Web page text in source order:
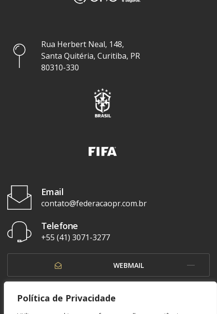
Política de Privacidade
Rua Herbert Neal, 148,
Santa Quitéria, Curitiba, PR
80310-330
Email
contato@federacaopr.com.br
Telefone
+55 (41) 3071-3277
WEBMAIL
OUVIDORIA